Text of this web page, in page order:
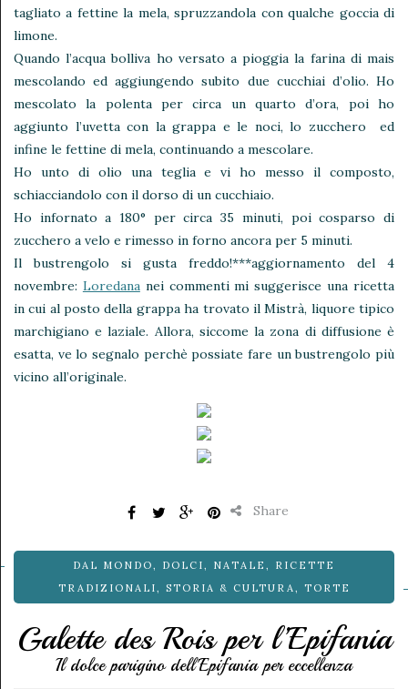
tagliato a fettine la mela, spruzzandola con qualche goccia di
limone.
Quando l’acqua bolliva ho versato a pioggia la farina di mais
mescolando ed aggiungendo subito due cucchiai d’olio. Ho
mescolato la polenta per circa un quarto d’ora, poi ho
aggiunto l’uvetta con la grappa e le noci, lo zucchero ed
infine le fettine di mela, continuando a mescolare.
Ho unto di olio una teglia e vi ho messo il composto,
schiacciandolo con il dorso di un cucchiaio.
Ho infornato a 180° per circa 35 minuti, poi cosparso di
zucchero a velo e rimesso in forno ancora per 5 minuti.
Il bustrengolo si gusta freddo!***aggiornamento del 4
novembre: Loredananei commenti mi suggerisce una ricetta
in cui al posto della grappa ha trovato il Mistrà, liquore tipico
marchigiano e laziale. Allora, siccome la zona di diffusione è
esatta, ve lo segnalo perchè possiate fare un bustrengolo più
vicino all’originale.
Share
DAL MONDO, DOLCI, NATALE , RICETTE
TRADIZIONALI, STORIA & CULTURA, TORTE
Galette des Rois per l’Epifania
Il dolce parigino dell'Epifania per eccellenza